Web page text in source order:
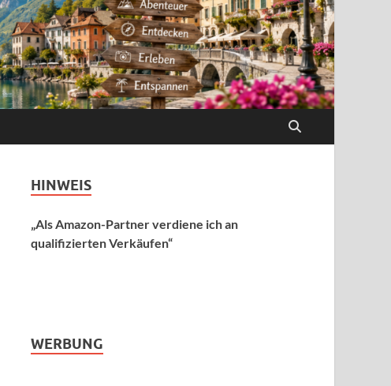
HINWEIS
„Als Amazon-Partner verdiene ich an
qualifizierten Verkäufen“
WERBUNG